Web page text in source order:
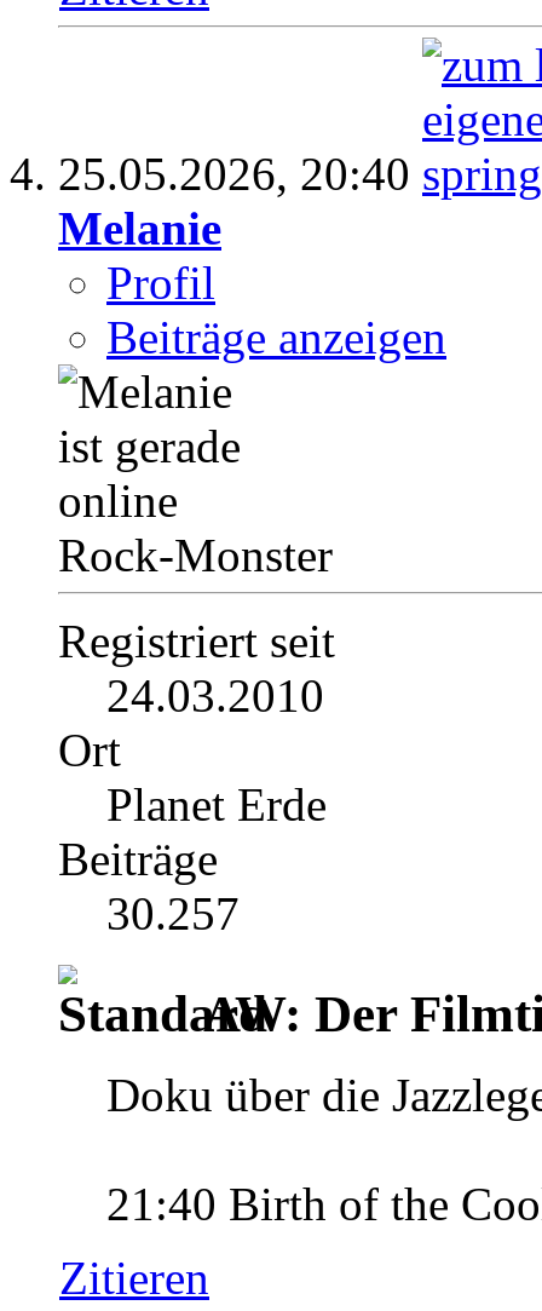
25.05.2026, 20:40
Melanie
Profil
Beiträge anzeigen
Rock-Monster
Registriert seit
24.03.2010
Ort
Planet Erde
Beiträge
30.257
AW: Der
Doku über die
21:40 Birth of the
Zitieren